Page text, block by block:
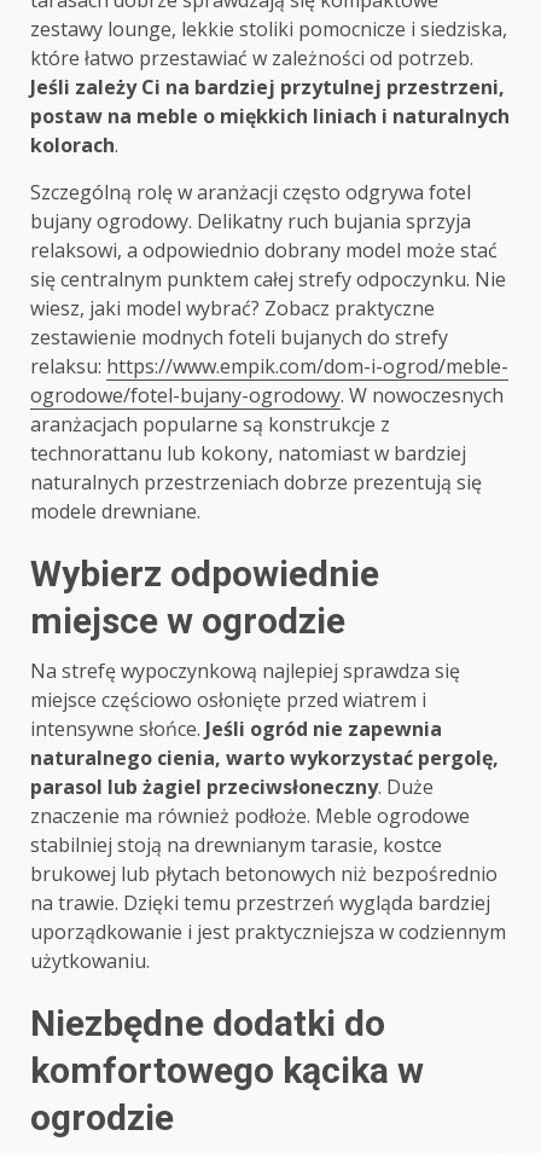
zestawy lounge, lekkie stoliki pomocnicze i siedziska,
które łatwo przestawiać w zależności od potrzeb.
Jeśli zależy Ci na bardziej przytulnej przestrzeni,
postaw na meble o miękkich liniach i naturalnych
kolorach.
Szczególną rolę w aranżacji często odgrywa fotel
bujany ogrodowy. Delikatny ruch bujania sprzyja
relaksowi, a odpowiednio dobrany model może stać
się centralnym punktem całej strefy odpoczynku. Nie
wiesz, jaki model wybrać? Zobacz praktyczne
zestawienie modnych foteli bujanych do strefy
relaksu: https://www.empik.com/dom-i-ogrod/meble-
ogrodowe/fotel-bujany-ogrodowy. W nowoczesnych
aranżacjach popularne są konstrukcje z
technorattanu lub kokony, natomiast w bardziej
naturalnych przestrzeniach dobrze prezentują się
modele drewniane.
Wybierz odpowiednie
miejsce w ogrodzie
Na strefę wypoczynkową najlepiej sprawdza się
miejsce częściowo osłonięte przed wiatrem i
intensywne słońce. Jeśli ogród nie zapewnia
naturalnego cienia, warto wykorzystać pergolę,
parasol lub żagiel przeciwsłoneczny. Duże
znaczenie ma również podłoże. Meble ogrodowe
stabilniej stoją na drewnianym tarasie, kostce
brukowej lub płytach betonowych niż bezpośrednio
na trawie. Dzięki temu przestrzeń wygląda bardziej
uporządkowanie i jest praktyczniejsza w codziennym
użytkowaniu.
Niezbędne dodatki do
komfortowego kącika w
ogrodzie